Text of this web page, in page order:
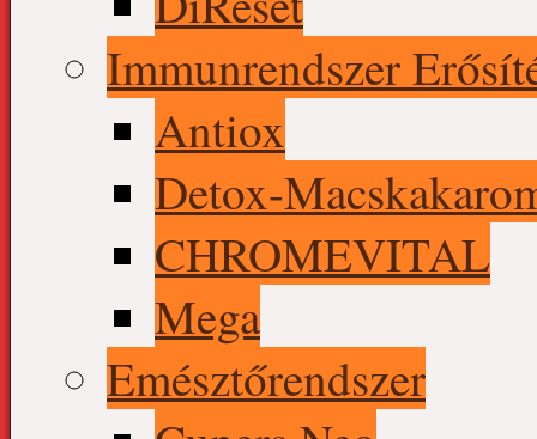
Immunrendszer
Antiox
Detox-
CHROMEVITAL
Mega
Emésztőrendszer